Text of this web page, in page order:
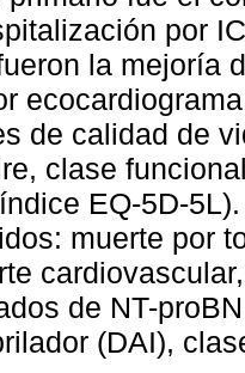
por
la mejoría
de calidad de
clase
EQ-5D-
muerte por
de NT-
(DAI),